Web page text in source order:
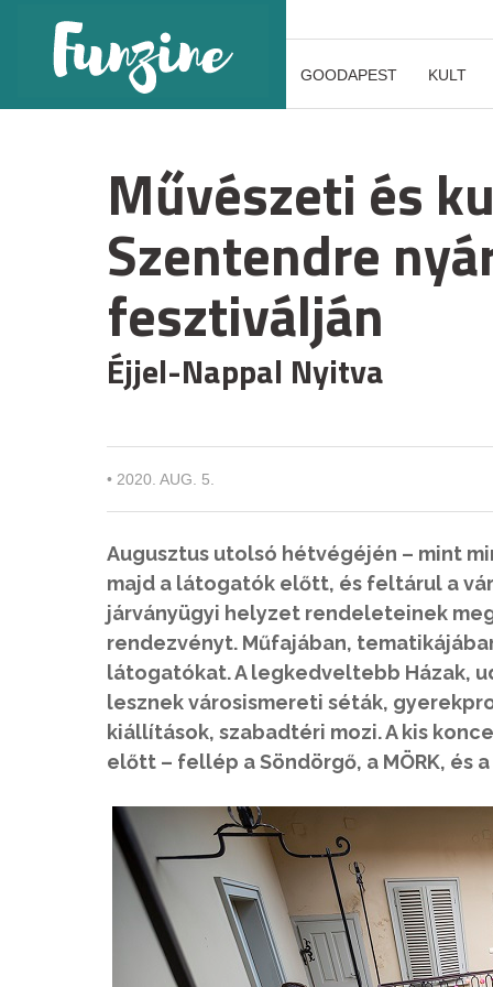
GOODAPEST KULT
Művészeti és
Szentendre
fesztiválján
Éjjel-Nappal Nyitva
• 2020. AUG. 5.
Augusztus utolsó hétvégéjén – mint
majd a látogatók előtt, és feltárul a
járványügyi helyzet rendeleteinek
rendezvényt. Műfajában,
látogatókat. A legkedveltebb Házak,
lesznek városismereti séták,
kiállítások, szabadtéri mozi. A kis
előtt – fellép a Söndörgő, a MÖRK, és